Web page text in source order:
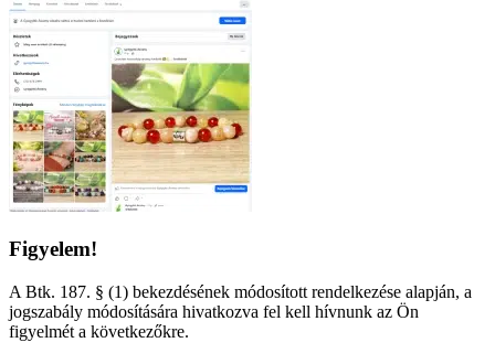
Figyelem!
A Btk. 187. § (1) bekezdésének módosított rendelkezése alapján, a
jogszabály módosítására hivatkozva fel kell hívnunk az Ön
figyelmét a következőkre.